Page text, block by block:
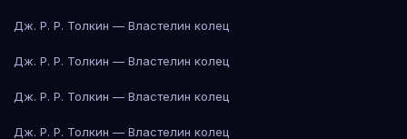
Дж. Р. Р. Толкин — Властелин колец
Дж. Р. Р. Толкин — Властелин колец
Дж. Р. Р. Толкин — Властелин колец
Дж. Р. Р. Толкин — Властелин колец